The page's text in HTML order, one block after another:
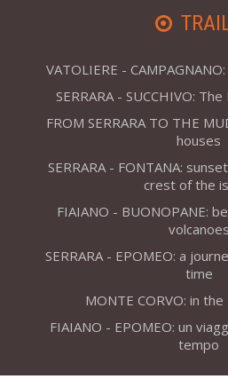
VATOLIERE -
SERRARA - SUCCHIVO:
FROM SERRARA TO THE
houses
SERRARA - FONTANA:
crest of the
FIAIANO - BUONOPANE:
volcanoes
SERRARA - EPOMEO: a
time
MONTE CORVO: in
FIAIANO - EPOMEO: un
tempo